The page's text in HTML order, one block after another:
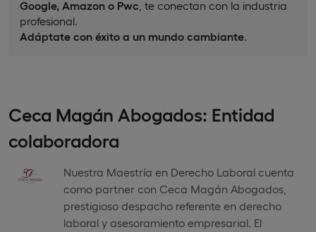
Google, Amazon o Pwc , te conectan con la industria
profesional.
Adáptate con éxito a un mundo cambiante.
Ceca Magán Abogados: Entidad
colaboradora
Nuestra Maestría en Derecho Laboral cuenta
como partner con Ceca Magán Abogados,
prestigioso despacho referente en derecho
laboral y asesoramiento empresarial. El